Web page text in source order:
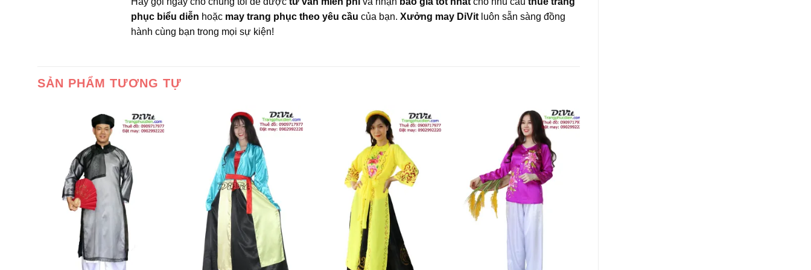
phục biểu diễn hoặc may trang phục theo yêu cầu của bạn. Xưởng may DiVitluôn sẵn sàng đồng
hành cùng bạn trong mọi sự kiện!
SẢN PHẨM TƯƠNG TỰ